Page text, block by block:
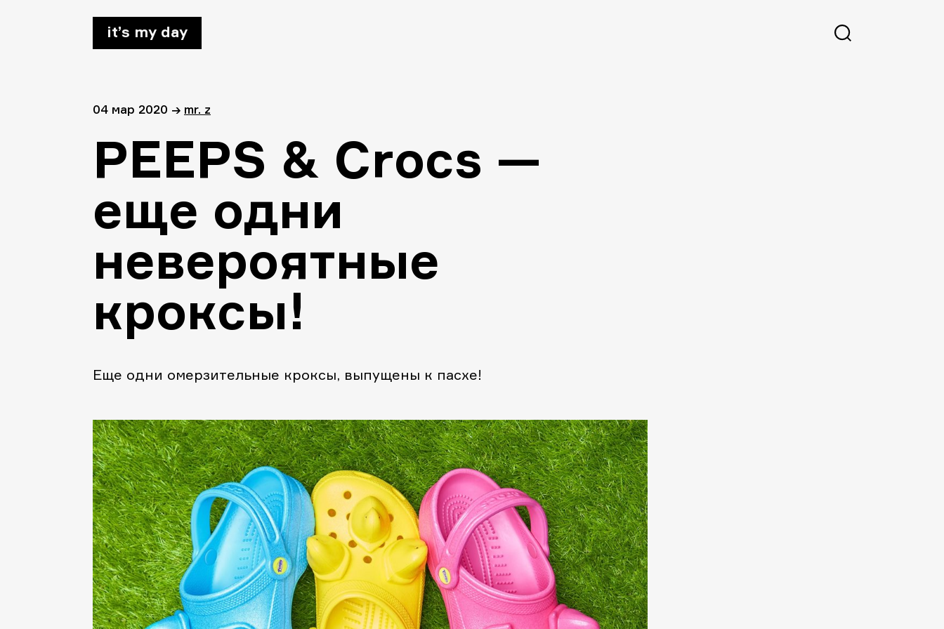
it’s my day
04 мар 2020 → mr. z
PEEPS & Crocs —
еще одни
невероятные
кроксы!
Еще одни омерзительные кроксы, выпущены к пасхе!